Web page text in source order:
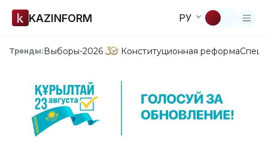
KAZINFORM РУ
Тренды:Выборы-2026 Конституционная реформа